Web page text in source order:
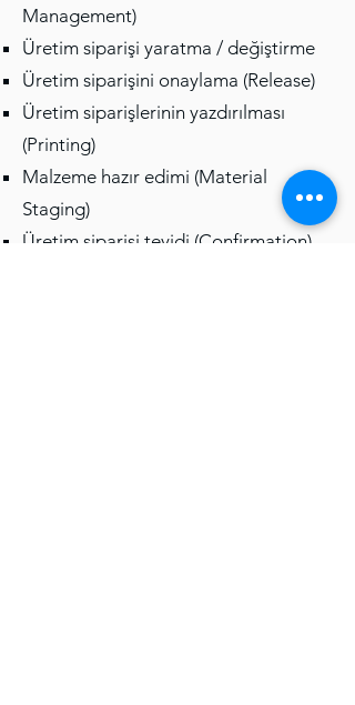
Management)
Üretim siparişi yaratma / değiştirme
Üretim siparişini onaylama (Release)
Üretim siparişlerinin yazdırılması
(Printing)
Malzeme hazır edimi (Material
Staging)
Üretim siparişi teyidi (Confirmation)